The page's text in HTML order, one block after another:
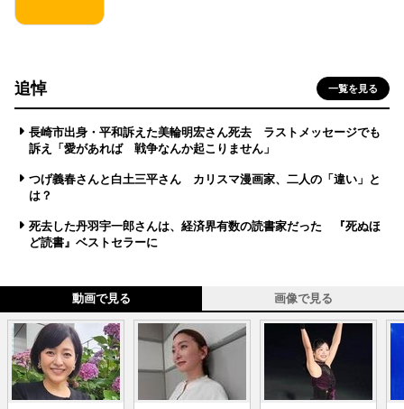
追悼 一覧を見る
長崎市出身・平和訴えた美輪明宏さん死去 ラストメッセージでも
訴え「愛があれば 戦争なんか起こりません」
つげ義春さんと白土三平さん カリスマ漫画家、二人の「違い」と
は？
死去した丹羽宇一郎さんは、経済界有数の読書家だった 『死ぬほ
ど読書』ベストセラーに
動画で見る 画像で見る